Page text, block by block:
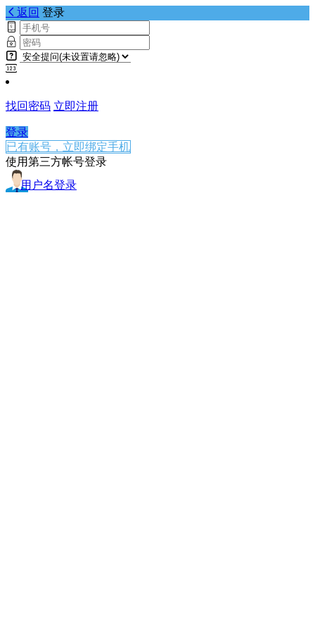
返回 登录
找回密码 立即注册
登录
已有账号，立即绑定手机
使用第三方帐号登录
用户名登录